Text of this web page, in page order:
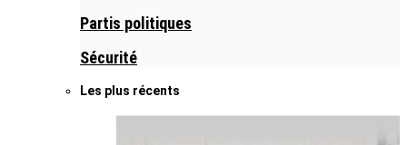
Partis politiques
Sécurité
Les plus récents